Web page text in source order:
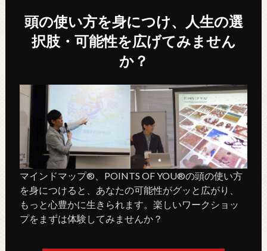
頭の使い方を身につけ、人生の選
択肢・可能性を広げてみません
か？
マインドマップ®、POINTS OF YOU®の頭の使い方
を身につけると、あなたの可能性がグッと広がり、
もっと心豊かに生きられます。楽しいワークショッ
プをまずは体験してみませんか？